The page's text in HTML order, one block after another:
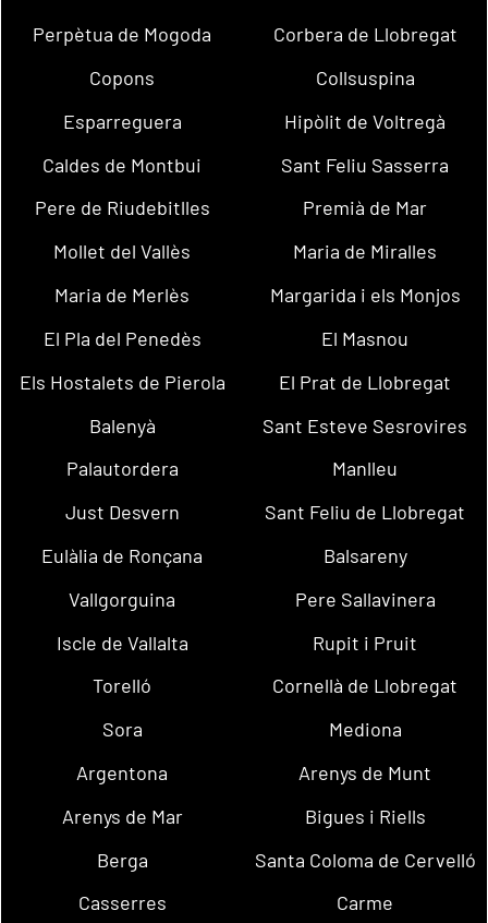
Perpètua de Mogoda
Corbera de Llobregat
Copons
Collsuspina
Esparreguera
Hipòlit de Voltregà
Caldes de Montbui
Sant Feliu Sasserra
Pere de Riudebitlles
Premià de Mar
Mollet del Vallès
Maria de Miralles
Maria de Merlès
Margarida i els Monjos
El Pla del Penedès
El Masnou
Els Hostalets de Pierola
El Prat de Llobregat
Balenyà
Sant Esteve Sesrovires
Palautordera
Manlleu
Just Desvern
Sant Feliu de Llobregat
Eulàlia de Ronçana
Balsareny
Vallgorguina
Pere Sallavinera
Iscle de Vallalta
Rupit i Pruit
Torelló
Cornellà de Llobregat
Sora
Mediona
Argentona
Arenys de Munt
Arenys de Mar
Bigues i Riells
Berga
Santa Coloma de Cervelló
Casserres
Carme